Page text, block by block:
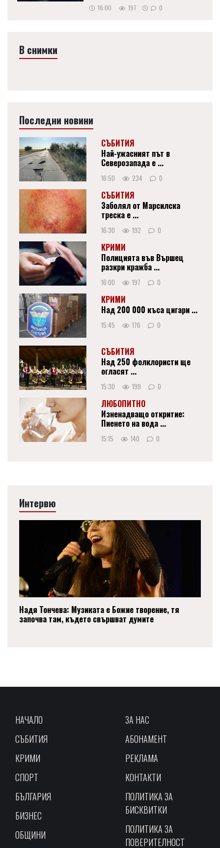
16:00 197 0
В снимки
Последни новини
СЪБИТИЯ
Най-ужасният път в
Северозапада е ...
16:50 234 0
СЪБИТИЯ
Заболял от Марсилска
треска е ...
16:30 192 0
КРИМИ
Полицията във Вършец
разкри кражба ...
16:00 197 0
КРИМИ
Над 200 000 къса цигари ...
15:45 176 0
СЪБИТИЯ
Над 250 фолклористи ще
огласят ...
15:30 199 0
ЛЮБОПИТНО
Изненадващо откритие:
Пиенето на вода ...
15:15 140 0
Интервю
Надя Тончева: Музиката е Божие творение, тя
започва там, където свършват думите
НАЧАЛО
СЪБИТИЯ
КРИМИ
СПОРТ
БЪЛГАРИЯ
БИЗНЕС
ОБЩИНИ
ЗА НАС
АБОНАМЕНТ
РЕКЛАМА
КОНТАКТИ
ПОЛИТИКА ЗА
БИСКВИТКИ
ПОЛИТИКА ЗА
ПОВЕРИТЕЛНОСТ